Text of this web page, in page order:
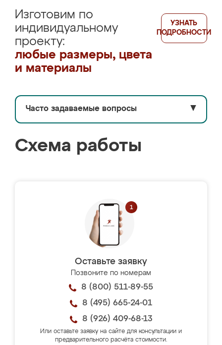
Изготовим по
индивидуальному
проекту:
любые размеры, цвета
и материалы
УЗНАТЬ
ПОДРОБНОСТИ
Часто задаваемые вопросы ▼
Схема работы
Оставьте заявку
Позвоните по номерам
8 (800) 511-89-55
8 (495) 665-24-01
8 (926) 409-68-13
Или оставьте заявку на сайте для консультации и
предварительного расчёта стоимости.